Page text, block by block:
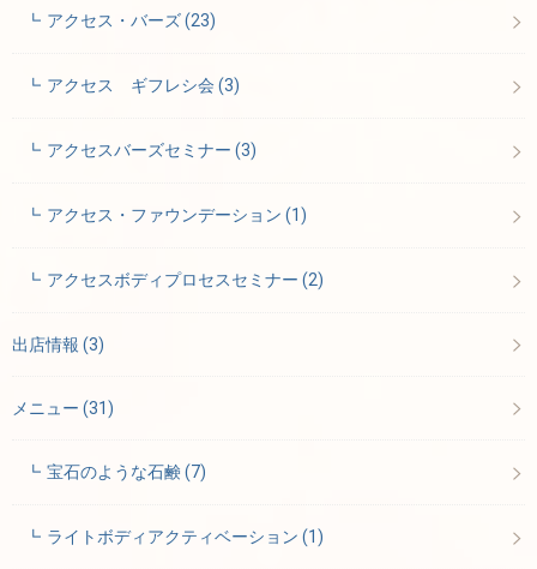
アクセス・バーズ(23)
アクセス ギフレシ会(3)
アクセスバーズセミナー(3)
アクセス・ファウンデーション(1)
アクセスボディプロセスセミナー(2)
出店情報 (3)
メニュー (31)
宝石のような石鹸(7)
ライトボディアクティベーション(1)